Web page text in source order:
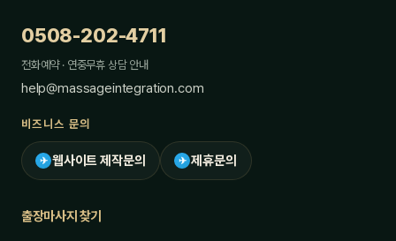
0508-202-4711
전화예약 · 연중무휴 상담 안내
help@massageintegration.com
비즈니스 문의
✈ 웹사이트 제작문의 ✈ 제휴문의
출장마사지 찾기